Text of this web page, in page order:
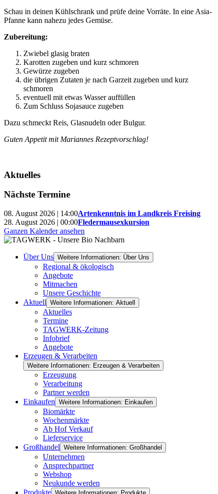
Schau in deinen Kühlschrank und prüfe deine Vorräte. In eine Asia-
Pfanne kann nahezu jedes Gemüse.
Zubereitung:
Zwiebel glasig braten
Karotten zugeben und kurz schmoren
Gewürze zugeben
die übrigen Zutaten je nach Garzeit zugeben und kurz
schmoren
eventuell mit etwas Wasser auffüllen
Zum Schluss Sojasauce zugeben
Dazu schmeckt Reis, Glasnudeln oder Bulgur.
Guten Appetit mit Mariannes Rezeptvorschlag!
Aktuelles
Nächste Termine
08. August 2026 | 14:00Artenkenntnis im Landkreis Freising
28. August 2026 | 00:00Fledermausexkursion
Ganzen Kalender ansehen
Über Uns Weitere Informationen: Über Uns
Regional & ökologisch
Angebote
Mitmachen
Unsere Geschichte
Aktuell Weitere Informationen: Aktuell
Aktuelles
Termine
TAGWERK-Zeitung
Infobrief
Angebote
Erzeugen & Verarbeiten
Weitere Informationen: Erzeugen & Verarbeiten
Erzeugung
Verarbeitung
Partner werden
Einkaufen Weitere Informationen: Einkaufen
Biomärkte
Wochenmärkte
Ab Hof Verkauf
Lieferservice
Großhandel Weitere Informationen: Großhandel
Unternehmen
Ansprechpartner
Webshop
Neukunde werden
Produkte